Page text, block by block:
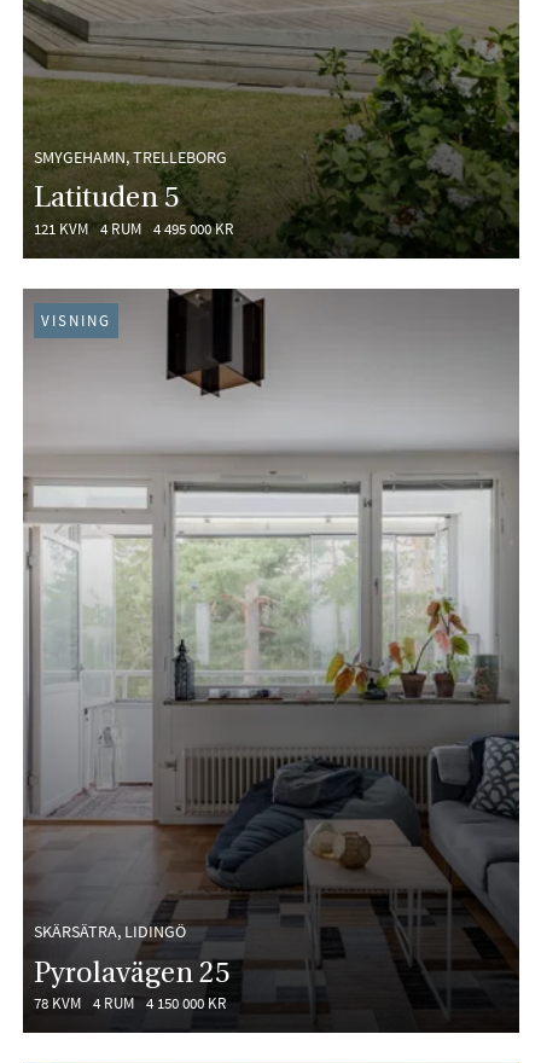
SMYGEHAMN, TRELLEBORG
Latituden 5
121 KVM 4 RUM 4 495 000 KR
SKÄRSÄTRA, LIDINGÖ
Pyrolavägen 25
78 KVM 4 RUM 4 150 000 KR
VISNING